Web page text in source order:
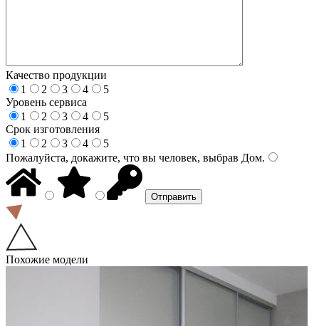
Качество продукции
1
2 3 4
5
Уровень сервиса
1
2 3 4
5
Срок изготовления
1
2 3 4
5
Пожалуйста, докажите, что вы человек, выбрав Дом.
Похожие модели